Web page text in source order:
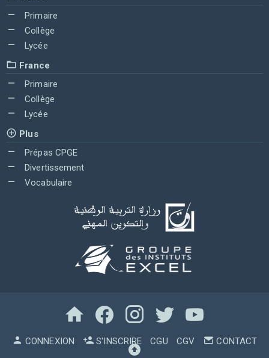
Primaire
Collège
Lycée
France
Primaire
Collège
Lycée
Plus
Prépas CPGE
Divertissement
Vocabulaire
CONNEXION S'INSCRIRE CGU CGV CONTACT